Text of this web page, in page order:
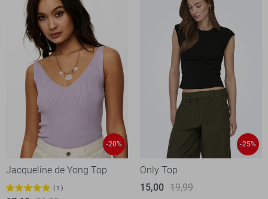
-20%
Jacqueline de Yong Top
1
-25%
Only Top
15,00 19,99